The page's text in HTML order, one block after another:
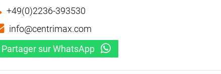
+49(0)2236-393530
info@centrimax.com
Partager sur WhatsApp